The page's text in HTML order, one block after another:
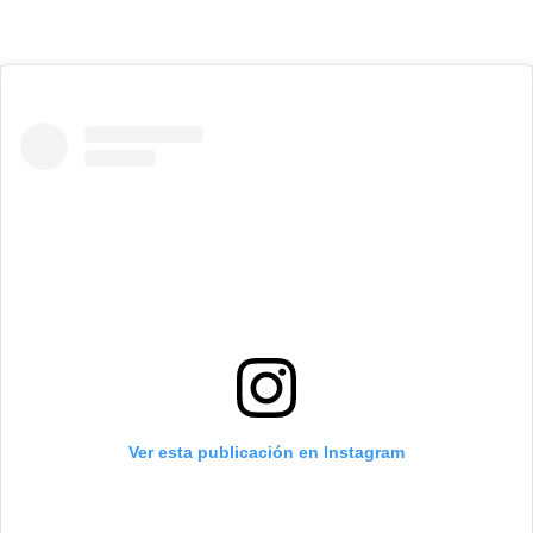
Ver esta publicación en Instagram